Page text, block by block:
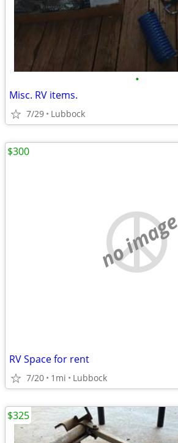
•
Misc. RV items.
7/29 Lubbock
no image
RV Space for rent
7/20 1mi Lubbock
$300
$325